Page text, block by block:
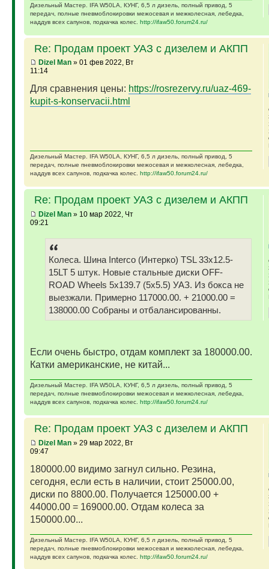
Дизельный Мастер. IFA W50LA, КУНГ, 6,5 л дизель, полный привод, 5
передач, полные пневмоблокировки межосевая и межколесная, лебедка,
наддув всех сапунов, подкачка колес. http://ifaw50.forum24.ru/
Re: Продам проект УАЗ с дизелем и АКПП
Dizel Man» 01 фев 2022, Вт
11:14
Для сравнения цены: https://rosrezervy.ru/uaz-469-
kupit-s-konservacii.html
Дизельный Мастер. IFA W50LA, КУНГ, 6,5 л дизель, полный привод, 5
передач, полные пневмоблокировки межосевая и межколесная, лебедка,
наддув всех сапунов, подкачка колес. http://ifaw50.forum24.ru/
Re: Продам проект УАЗ с дизелем и АКПП
Dizel Man» 10 мар 2022, Чт
09:21
Колеса. Шина Interco (Интерко) TSL 33x12.5-
15LT 5 штук. Новые стальные диски OFF-
ROAD Wheels 5x139.7 (5x5.5) УАЗ. Из бокса не
выезжали. Примерно 117000.00. + 21000.00 =
138000.00 Собраны и отбалансированны.
Если очень быстро, отдам комплект за 180000.00.
Катки американские, не китай...
Дизельный Мастер. IFA W50LA, КУНГ, 6,5 л дизель, полный привод, 5
передач, полные пневмоблокировки межосевая и межколесная, лебедка,
наддув всех сапунов, подкачка колес. http://ifaw50.forum24.ru/
Re: Продам проект УАЗ с дизелем и АКПП
Dizel Man» 29 мар 2022, Вт
09:47
180000.00 видимо загнул сильно. Резина,
сегодня, если есть в наличии, стоит 25000.00,
диски по 8800.00. Получается 125000.00 +
44000.00 = 169000.00. Отдам колеса за
150000.00...
Дизельный Мастер. IFA W50LA, КУНГ, 6,5 л дизель, полный привод, 5
передач, полные пневмоблокировки межосевая и межколесная, лебедка,
наддув всех сапунов, подкачка колес. http://ifaw50.forum24.ru/